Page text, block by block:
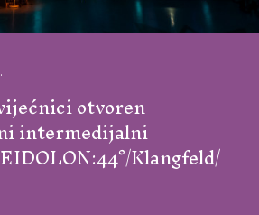
otvoren
intermedijalni
Klangfeld/